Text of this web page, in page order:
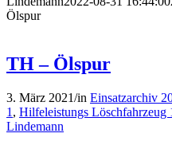
Ölspur
TH – Ölspur
3. März 2021/in Einsatzarchiv
1 , Hilfeleistungs Löschfahrzeug
Lindemann